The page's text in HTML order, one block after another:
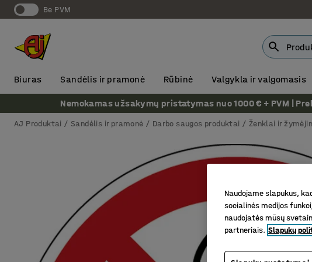
Be PVM
Biuras Sandėlis ir pramonė Rūbinė Valgykla ir valgomasis
Nemokamas užsakymų pristatymas nuo 1000 € + PVM |
AJ Produktai Sandėlis ir pramonė Darbo saugos produktai Ženklai ir
Naudojame slapukus,
socialinės medijos
naudojatės mūsų
partneriais. Slapukų